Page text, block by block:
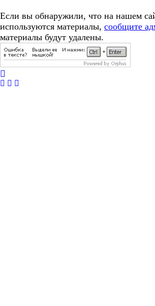
Если вы обнаружили, что на нашем
используются материалы, сообщите
материалы будут удалены.